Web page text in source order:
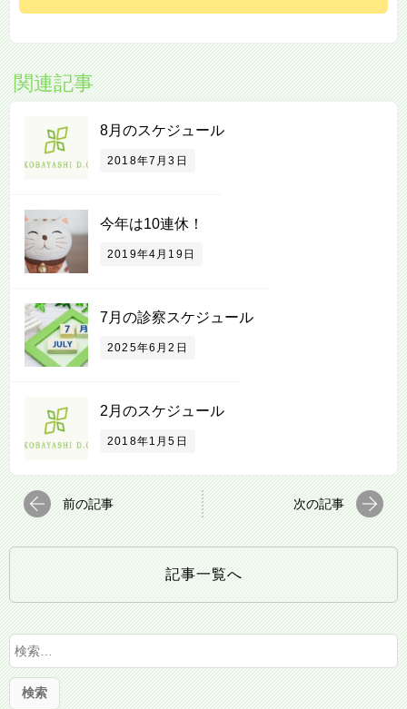
関連記事
8月のスケジュール
2018年7月3日
今年は10連休！
2019年4月19日
7月の診察スケジュール
2025年6月2日
2月のスケジュール
2018年1月5日
前の記事 次の記事
記事一覧へ
検
索
: